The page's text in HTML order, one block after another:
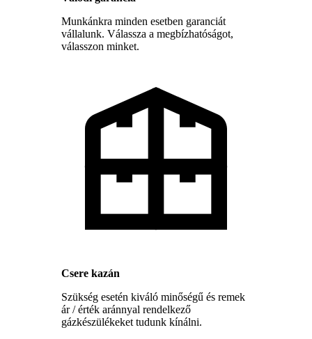
Munkánkra minden esetben garanciát
vállalunk. Válassza a megbízhatóságot,
válasszon minket.
Csere kazán
Szükség esetén kiváló minőségű és remek
ár / érték aránnyal rendelkező
gázkészülékeket tudunk kínálni.